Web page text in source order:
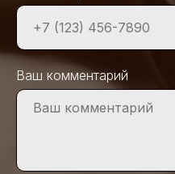
Ваш комментарий